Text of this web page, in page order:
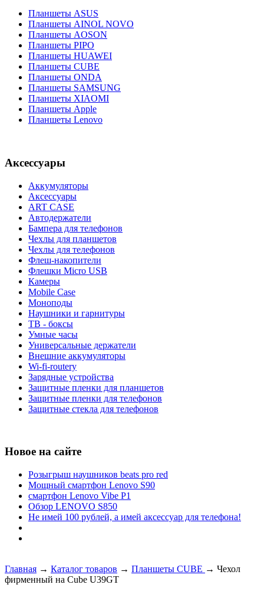
Планшеты ASUS
Планшеты AINOL NOVO
Планшеты AOSON
Планшеты PIPO
Планшеты HUAWEI
Планшеты CUBE
Планшеты ONDA
Планшеты SAMSUNG
Планшеты XIAOMI
Планшеты Apple
Планшеты Lenovo
Аксессуары
Аккумуляторы
Аксессуары
ART CASE
Автодержатели
Бампера для телефонов
Чехлы для планшетов
Чехлы для телефонов
Флеш-накопители
Флешки Micro USB
Камеры
Mobile Case
Моноподы
Наушники и гарнитуры
ТВ - боксы
Умные часы
Универсальные держатели
Внешние аккумуляторы
Wi-fi-routery
Зарядные устройства
Защитные пленки для планшетов
Защитные пленки для телефонов
Защитные стекла для телефонов
Новое на сайте
Розыгрыш наушников beats pro red
Мощный смартфон Lenovo S90
смартфон Lenovo Vibe P1
Обзор LENOVO S850
Не имей 100 рублей, а имей аксессуар для телефона!
Главная → Каталог товаров → Планшеты CUBE → Чехол
фирменный на Cube U39GT